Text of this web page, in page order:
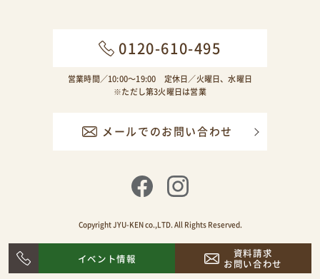
イベント情報 資料請求
お問い合わせ
0120-610-495
営業時間／10:00〜19:00 定休日／火曜日、水曜日
※ただし第3火曜日は営業
メールでのお問い合わせ
Copyright JYU-KEN co.,LTD. All Rights Reserved.